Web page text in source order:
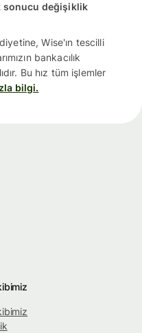
sonucu değişiklik
Wise'ın tescilli
bankacılık
Bu hız tüm işlemler
bilgi.